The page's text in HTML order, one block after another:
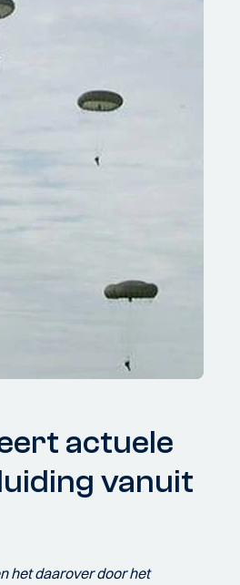
actuele
vanuit
het daarover door het